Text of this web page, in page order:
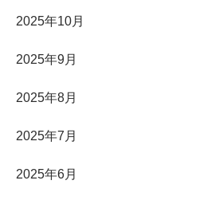
2025年10月
2025年9月
2025年8月
2025年7月
2025年6月